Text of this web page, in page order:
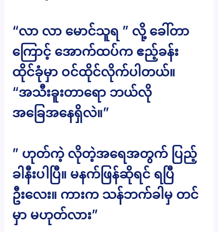
“လာ လာ မောင်သူရ ” လို့ ခေါ်တာ
ကြောင့် အောက်ထပ်က ဧည့်ခန်း
ထိုင်ခုံမှာ ဝင်ထိုင်လိုက်ပါတယ်။
“အသီးခူးတာရော ဘယ်လို
အခြေအနေရှိလဲ။”
” ဟုတ်ကဲ့ လိုတဲ့အရေအတွက် ပြည့်
ခါနီးပါပြီ။ မနက်ဖြန်ဆိုရင် ရပြီ
ဦးလေး။ ကားက သန်ဘက်ခါမှ တင်
မှာ မဟုတ်လား”